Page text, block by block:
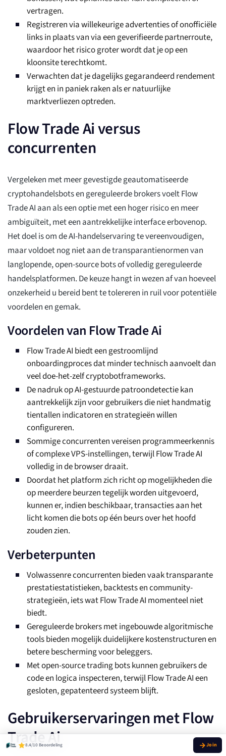
vertragen.
Registreren via willekeurige advertenties of onofficiële
links in plaats van via een geverifieerde partnerroute,
waardoor het risico groter wordt dat je op een
kloonsite terechtkomt.
Verwachten dat je dagelijks gegarandeerd rendement
krijgt en in paniek raken als er natuurlijke
marktverliezen optreden.
Flow Trade Ai versus
concurrenten
Vergeleken met meer gevestigde geautomatiseerde
cryptohandelsbots en gereguleerde brokers voelt Flow
Trade AI aan als een optie met een hoger risico en meer
ambiguïteit, met een aantrekkelijke interface erbovenop.
Het doel is om de AI-handelservaring te vereenvoudigen,
maar voldoet nog niet aan de transparantienormen van
langlopende, open-source bots of volledig gereguleerde
handelsplatformen. De keuze hangt in wezen af van hoeveel
onzekerheid u bereid bent te tolereren in ruil voor potentiële
voordelen en gemak.
Voordelen van Flow Trade Ai
Flow Trade AI biedt een gestroomlijnd
onboardingproces dat minder technisch aanvoelt dan
veel doe-het-zelf cryptobotframeworks.
De nadruk op AI-gestuurde patroondetectie kan
aantrekkelijk zijn voor gebruikers die niet handmatig
tientallen indicatoren en strategieën willen
configureren.
Sommige concurrenten vereisen programmeerkennis
of complexe VPS-instellingen, terwijl Flow Trade AI
volledig in de browser draait.
Doordat het platform zich richt op mogelijkheden die
op meerdere beurzen tegelijk worden uitgevoerd,
kunnen er, indien beschikbaar, transacties aan het
licht komen die bots op één beurs over het hoofd
zouden zien.
Verbeterpunten
Volwassenre concurrenten bieden vaak transparante
prestatiestatistieken, backtests en community-
strategieën, iets wat Flow Trade AI momenteel niet
biedt.
Gereguleerde brokers met ingebouwde algoritmische
tools bieden mogelijk duidelijkere kostenstructuren en
betere bescherming voor beleggers.
Met open-source trading bots kunnen gebruikers de
code en logica inspecteren, terwijl Flow Trade AI een
gesloten, gepatenteerd systeem blijft.
Gebruikerservaringen met Flow
Trade Ai
8.4/10 Beoordeling